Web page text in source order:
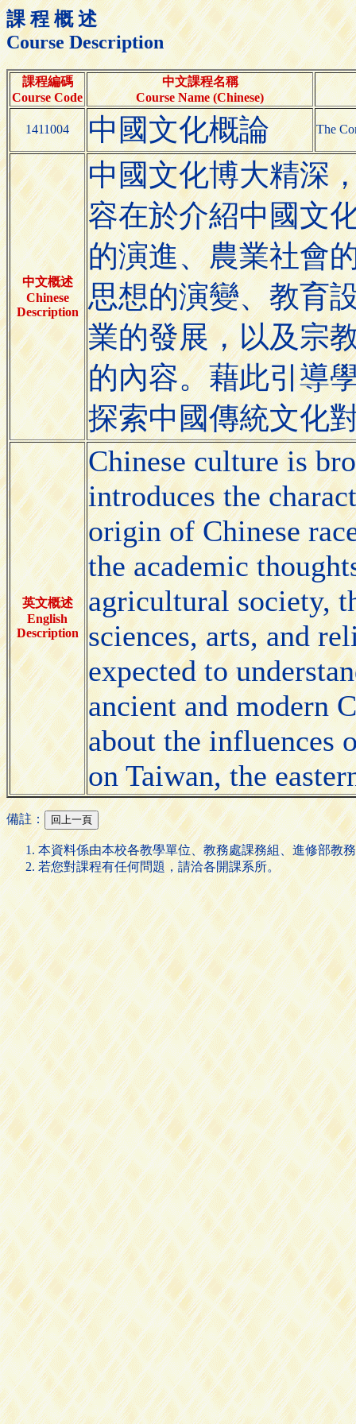
課 程 概 述
Course Description
課程編碼
Course Code
中文課程名稱
Course Name (Chinese)
1411004 中國文化概論 The
中文概述
Chinese
Description
中國文化博大精深
容在於介紹中國文
的演進、農業社會
思想的演變、教育
業的發展，以及宗
的內容。藉此引導
探索中國傳統文化
英文概述
English
Description
Chinese culture is
introduces the
origin of Chinese
the academic
agricultural society,
sciences, arts, and
expected to
ancient and modern
about the influences
on Taiwan, the
備註：
本資料係由本校各教學單位、教務處課務組、進修部教
若您對課程有任何問題，請洽各開課系所。